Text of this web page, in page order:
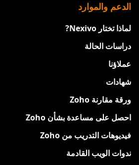
الدعم والموارد
لماذا تختار Nexivo?
دراسات الحالة
عملاؤنا
شهادات
ورقة مقارنة Zoho
احصل على مساعدة بشأن Zoho
فيديوهات التدريب من Zoho
ندوات الويب القادمة